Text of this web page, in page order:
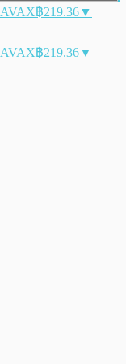
AVAX฿219.36▼
AVAX฿219.36▼